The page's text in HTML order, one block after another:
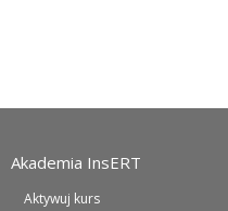
Akademia InsERT
Aktywuj kurs